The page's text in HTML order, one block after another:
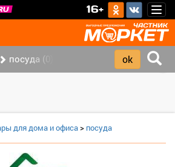
16+
(8)
посуда (0)
для дома и офиса> посуда
›